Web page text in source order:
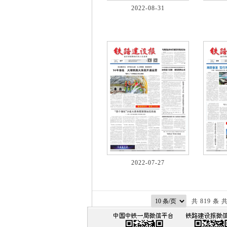
2022-08-31
2022-07-27
共 819 条